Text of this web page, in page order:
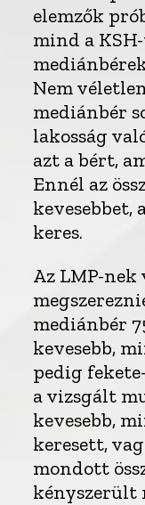
elemzők
mind a
Nem
mediánbér
lakosság
azt a bért,
Ennél az
kevesebbet,
keres.
Az LMP-
mediánbér
kevesebb,
pedig
a vizsgált
kevesebb,
keresett,
mondott
kényszerült